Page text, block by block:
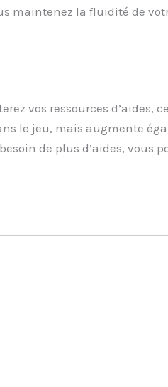
maintenez la fluidité de
vos ressources d’aides,
le jeu, mais augmente
de plus d’aides, vous